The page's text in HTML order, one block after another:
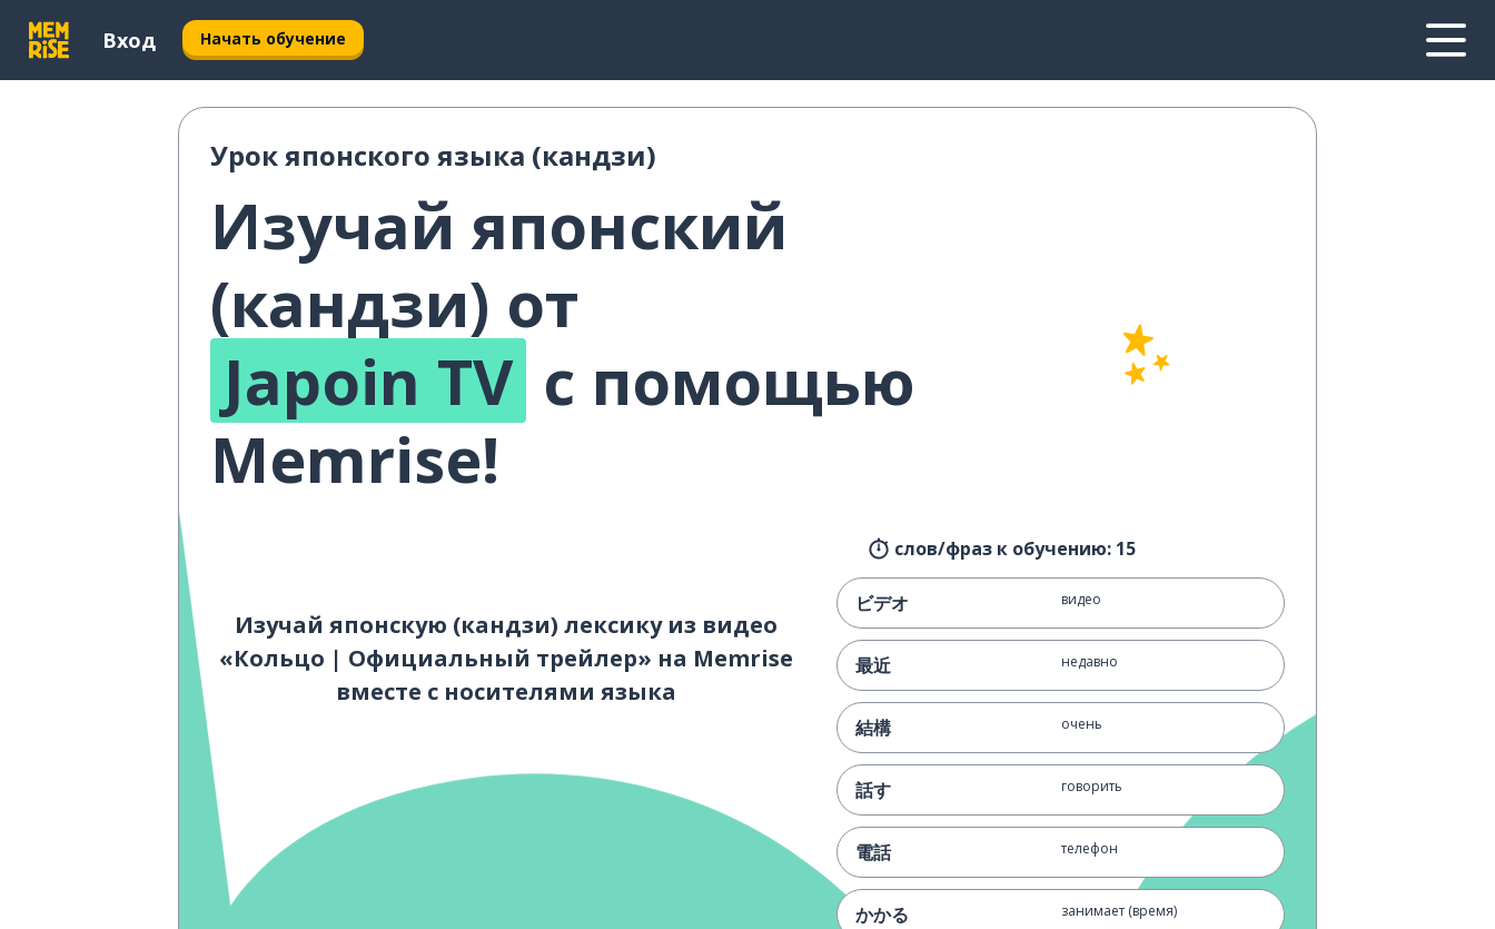
Вход Начать обучение
Урок японского языка (кандзи)
Изучай японский
(кандзи) от
Japoin TV с помощью
Memrise!
Изучай японскую (кандзи) лексику из видео
«Кольцо | Официальный трейлер» на Memrise
вместе с носителями языка
слов/фраз к обучению: 15
ビデオ видео
最近 недавно
結構 очень
話す говорить
電話 телефон
かかる занимает (время)